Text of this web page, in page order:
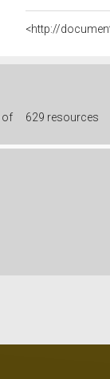
of 629 resources